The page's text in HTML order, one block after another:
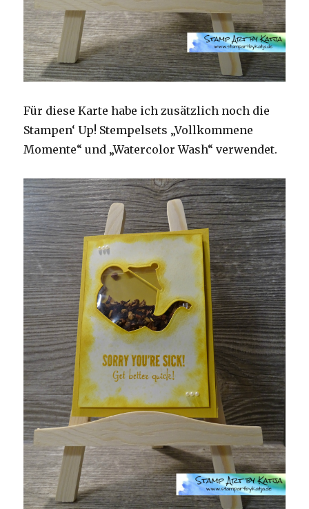
Für diese Karte habe ich zusätzlich noch die
Stampen‘ Up! Stempelsets „Vollkommene
Momente“ und „Watercolor Wash“ verwendet.